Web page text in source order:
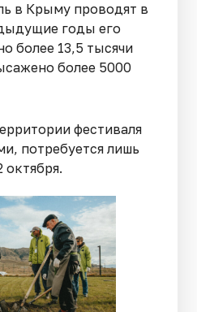
в Крыму проводят в
годы его
более 13,5 тысячи
более 5000
фестиваля
потребуется лишь
октября.